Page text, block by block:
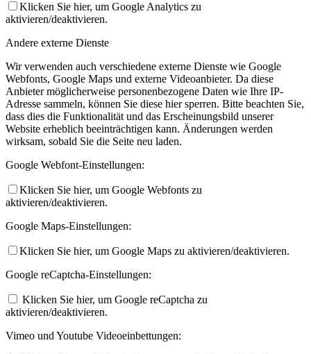
Klicken Sie hier, um Google Analytics zu
aktivieren/deaktivieren.
Andere externe Dienste
Wir verwenden auch verschiedene externe Dienste wie Google
Webfonts, Google Maps und externe Videoanbieter. Da diese
Anbieter möglicherweise personenbezogene Daten wie Ihre IP-
Adresse sammeln, können Sie diese hier sperren. Bitte beachten Sie,
dass dies die Funktionalität und das Erscheinungsbild unserer
Website erheblich beeinträchtigen kann. Änderungen werden
wirksam, sobald Sie die Seite neu laden.
Google Webfont-Einstellungen:
Klicken Sie hier, um Google Webfonts zu
aktivieren/deaktivieren.
Google Maps-Einstellungen:
Klicken Sie hier, um Google Maps zu aktivieren/deaktivieren.
Google reCaptcha-Einstellungen:
Klicken Sie hier, um Google reCaptcha zu
aktivieren/deaktivieren.
Vimeo und Youtube Videoeinbettungen: